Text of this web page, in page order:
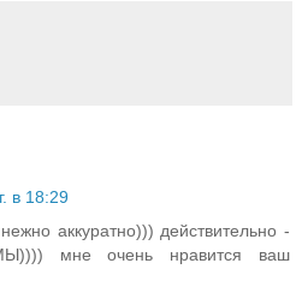
в 18:29
аккуратно))) действительно -
мне очень нравится ваш